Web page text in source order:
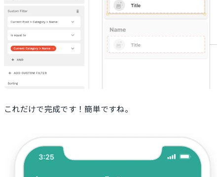
これだけで完成です！簡単ですね。